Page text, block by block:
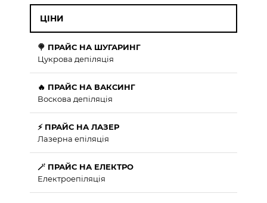
ЦІНИ
🍭 ПРАЙС НА ШУГАРИНГ
Цукрова депіляція
🔥 ПРАЙС НА ВАКСИНГ
Воскова депіляція
⚡ ПРАЙС НА ЛАЗЕР
Лазерна епіляція
🪄 ПРАЙС НА ЕЛЕКТРО
Електроепіляція